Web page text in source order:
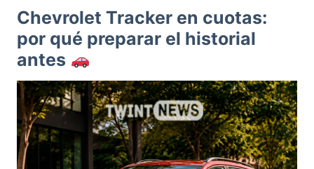
Chevrolet Tracker en cuotas:
por qué preparar el historial
antes